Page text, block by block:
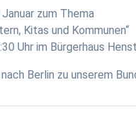
zum Thema
Kitas und Kommunen“
Uhr im Bürgerhaus
Berlin zu unserem